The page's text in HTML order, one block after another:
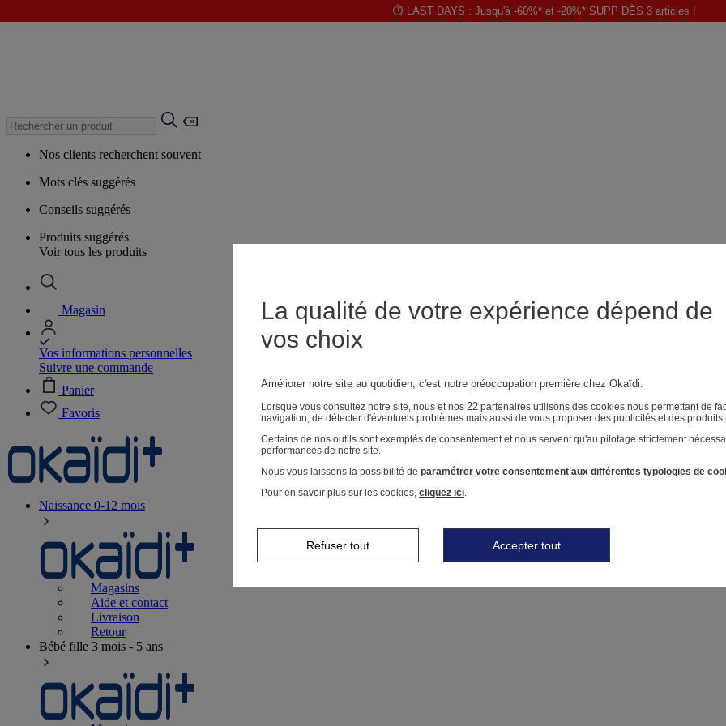
⏱️ LAST DAYS : Jusqu'à -60%* et -20%* SUPP DÈS 3 articles !
Nos clients recherchent souvent
Mots clés suggérés
Conseils suggérés
Produits suggérés
Voir tous les produits
Magasin
Vos informations personnelles
Suivre une commande
Panier
Favoris
Naissance 0-12 mois
Magasins
Aide et contact
Livraison
Retour
Bébé fille 3 mois - 5 ans
La qualité de votre expérience dépend de
vos choix
Améliorer notre site au quotidien, c'est notre préoccupation première chez Okaïdi.
Lorsque vous consultez notre site, nous et nos 22 partenaires utilisons des cookies nous permettant de
navigation, de détecter d'éventuels problèmes mais aussi de vous proposer des publicités et des
Certains de nos outils sont exemptés de consentement et nous servent qu'au pilotage strictement
performances de notre site.
Nous vous laissons la possibilité de paramétrer votre consentement aux différentes typologies de
Pour en savoir plus sur les cookies, cliquez ici.
Refuser tout Accepter tout